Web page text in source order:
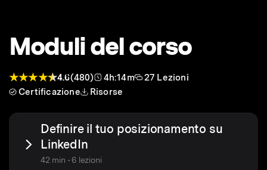
Moduli del corso
4.6(480) 4h:14m
27 Lezioni
Certificazione
Risorse
Definire il tuo posizionamento su
LinkedIn
42 min • 6 lezioni